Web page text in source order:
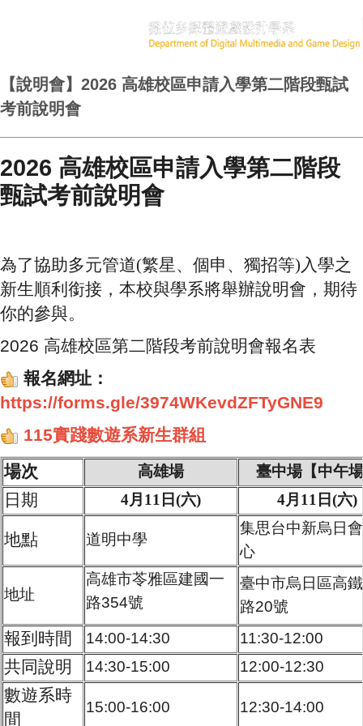
【說明會】2026 高雄校區申請入學第二階段甄試
考前說明會
2026 高雄校區申請入學第二階段
甄試考前說明會
為了協助多元管道(繁星、個申、獨招等)入學之
新生順利銜接，本校與學系將舉辦說明會，期待
你的參與。
2026 高雄校區第二階段考前說明會報名表
報名網址：
https://forms.gle/3974WKevdZFTyGNE9
115實踐數遊系新生群組
場次
高雄場 臺中場【中午
日期 4月11日(六) 4月11日(六)
地點 道明中學
集思台中新烏日
心
地址
高雄市苓雅區建國一
路354號
臺中市烏日區高
路20號
報到時間 14:00-14:30 11:30-12:00
共同說明 14:30-15:00 12:00-12:30
數遊系時
間
15:00-16:00 12:30-14:00